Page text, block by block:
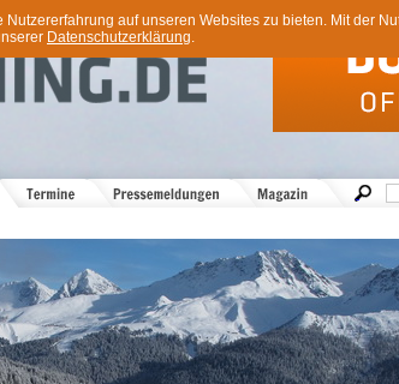
auf unseren Websites zu bieten. Mit der
Datenschutzerklärung.